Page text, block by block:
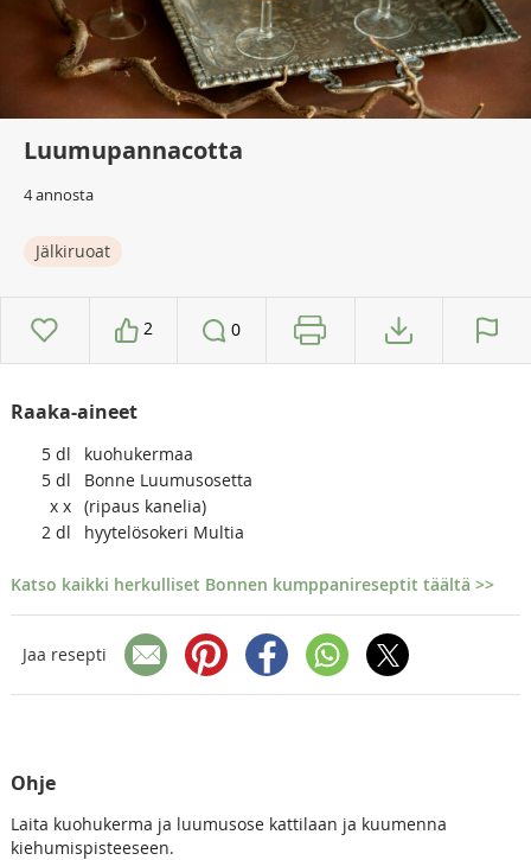
Luumupannacotta
4 annosta
Jälkiruoat
2 0
Raaka-aineet
5 dl
kuohukermaa
5 dl
Bonne Luumusosetta
x x (ripaus kanelia)
2 dl hyytelösokeri Multia
Katso kaikki herkulliset Bonnen kumppanireseptit täältä >>
Jaa resepti
Ohje
Laita kuohukerma ja luumusose kattilaan ja kuumenna
kiehumispisteeseen.